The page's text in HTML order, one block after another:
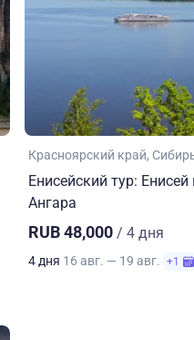
Красноярский край
Енисейский тур: Енисей
Ангара
RUB 48,000 / 4 дня
4 дня 16 авг. — 19 авг. +1